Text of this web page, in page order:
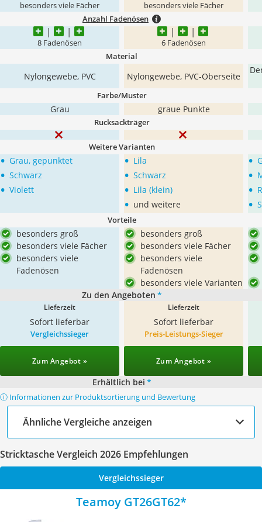
besonders viele Fächer besonders viele Fächer
Anzahl Fadenösen
8 Fadenösen 6 Fadenösen
Material
Nylongewebe, PVC Nylongewebe, PVC-Oberseite
Farbe/Muster
Grau graue Punkte
Rucksackträger
Weitere Varianten
• Grau, gepunktet
• Schwarz
• Violett
• Lila
• Schwarz
• Lila (klein)
• und weitere
•
•
•
•
Vorteile
besonders groß
besonders viele Fächer
besonders viele
Fadenösen
besonders groß
besonders viele Fächer
besonders viele
Fadenösen
besonders viele Varianten
Zu den Angeboten *
Lieferzeit
Sofort lieferbar
Lieferzeit
Sofort lieferbar
Vergleichssieger
Zum Angebot »
Preis-Leistungs-Sieger
Zum Angebot »
Erhältlich bei *
ⓘ Informationen zur Produktsortierung und Bewertung
Ähnliche Vergleiche anzeigen
Stricktasche Vergleich 2026 Empfehlungen
Vergleichssieger
Teamoy GT26GT62